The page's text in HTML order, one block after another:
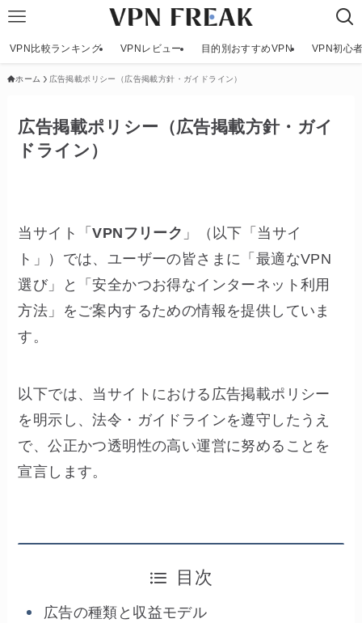
VPN比較ランキング VPNレビュー 目的別おすすめVPN VPN初心
ホーム 広告掲載ポリシー（広告掲載方針・ガイドライン）
広告掲載ポリシー（広告掲載方針・ガイ
ドライン）
当サイト「VPNフリーク 」（以下「当サイ
ト」）では、ユーザーの皆さまに「最適なVPN
選び」と「安全かつお得なインターネット利用
方法」をご案内するための情報を提供していま
す。
以下では、当サイトにおける広告掲載ポリシー
を明示し、法令・ガイドラインを遵守したうえ
で、公正かつ透明性の高い運営に努めることを
宣言します。
目次
広告の種類と収益モデル